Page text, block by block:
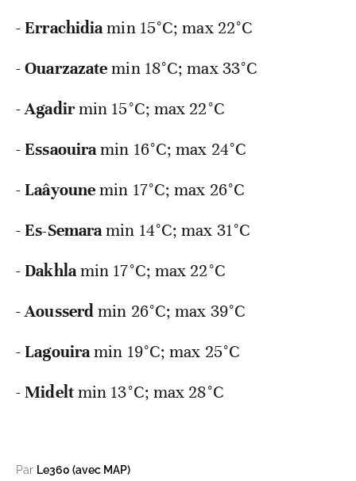
-Errachidiamin 15°C; max 22°C
-Ouarzazatemin 18°C; max 33°C
-Agadirmin 15°C; max 22°C
-Essaouiramin 16°C; max 24°C
-Laâyounemin 17°C; max 26°C
-Es-Semaramin 14°C; max 31°C
-Dakhlamin 17°C; max 22°C
-Aousserdmin 26°C; max 39°C
-Lagouiramin 19°C; max 25°C
-Mideltmin 13°C; max 28°C
Par Le360 (avec MAP)